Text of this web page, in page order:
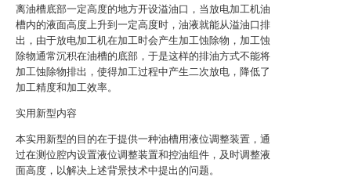
离油槽底部一定高度的地方开设溢油口，当放电加工机油
槽内的液面高度上升到一定高度时，油液就能从溢油口排
出，由于放电加工机在加工时会产生加工蚀除物，加工蚀
除物通常沉积在油槽的底部，于是这样的排油方式不能将
加工蚀除物排出，使得加工过程中产生二次放电，降低了
加工精度和加工效率。
实用新型内容
本实用新型的目的在于提供一种油槽用液位调整装置，通
过在测位腔内设置液位调整装置和控油组件，及时调整液
面高度，以解决上述背景技术中提出的问题。